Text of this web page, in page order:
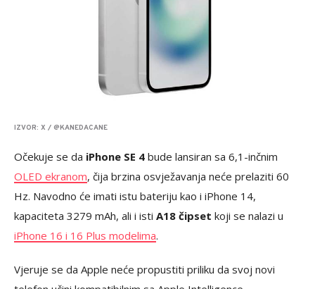
IZVOR: X / @KANEDACANE
Očekuje se da iPhone SE 4 bude lansiran sa 6,1-inčnim
OLED ekranom, čija brzina osvježavanja neće prelaziti 60
Hz. Navodno će imati istu bateriju kao i iPhone 14,
kapaciteta 3279 mAh, ali i isti A18 čipset koji se nalazi u
iPhone 16 i 16 Plus modelima.
Vjeruje se da Apple neće propustiti priliku da svoj novi